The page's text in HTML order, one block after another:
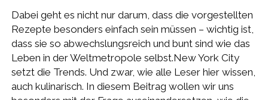
Dabei geht es nicht nur darum, dass die vorgestellten
Rezepte besonders einfach sein müssen – wichtig ist,
dass sie so abwechslungsreich und bunt sind wie das
Leben in der Weltmetropole selbst.New York City
setzt die Trends. Und zwar, wie alle Leser hier wissen,
auch kulinarisch. In diesem Beitrag wollen wir uns